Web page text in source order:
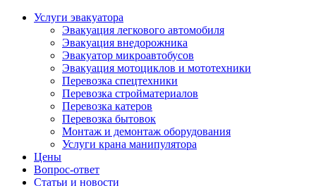
Услуги эвакуатора
Эвакуация легкового автомобиля
Эвакуация внедорожника
Эвакуатор микроавтобусов
Эвакуация мотоциклов и мототехники
Перевозка спецтехники
Перевозка стройматериалов
Перевозка катеров
Перевозка бытовок
Монтаж и демонтаж оборудования
Услуги крана манипулятора
Цены
Вопрос-ответ
Статьи и новости